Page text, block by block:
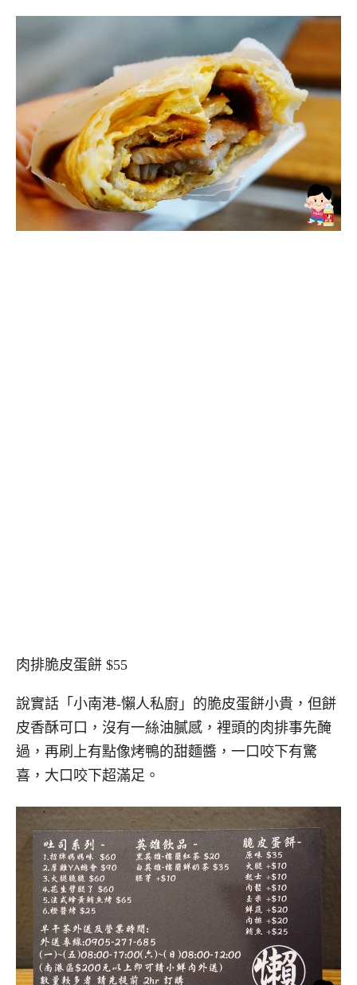
肉排脆皮蛋餅 $55
說實話「小南港-懶人私廚」的脆皮蛋餅小貴，但餅
皮香酥可口，沒有一絲油膩感，裡頭的肉排事先醃
過，再刷上有點像烤鴨的甜麵醬，一口咬下有驚
喜，大口咬下超滿足。